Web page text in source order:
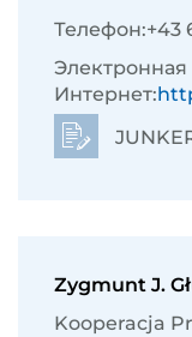
Телефон:+43
Электронная
Интернет:
Zygmunt J.
Kooperacja